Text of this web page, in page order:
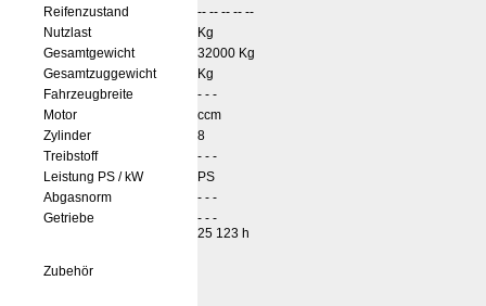
Reifenzustand
-- -- -- -- --
Nutzlast
Kg
Gesamtgewicht
32000 Kg
Gesamtzuggewicht
Kg
Fahrzeugbreite
- - -
Motor
ccm
Zylinder
8
Treibstoff
- - -
Leistung PS / kW
PS
Abgasnorm
- - -
Getriebe
- - -
25 123 h
Zubehör